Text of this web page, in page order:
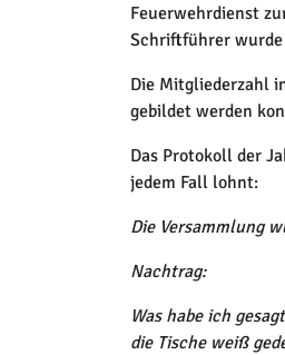
Feuerwehrdienst
Schriftführer wurde
Die Mitgliederzahl
gebildet werden
Das Protokoll der
jedem Fall lohnt:
Die Versammlung
Nachtrag:
Was habe ich
die Tische weiß